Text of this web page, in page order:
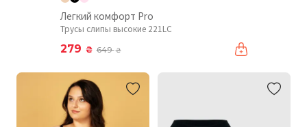
Легкий комфорт Pro
Трусы слипы высокие 221LC
279 ₴ 649₴